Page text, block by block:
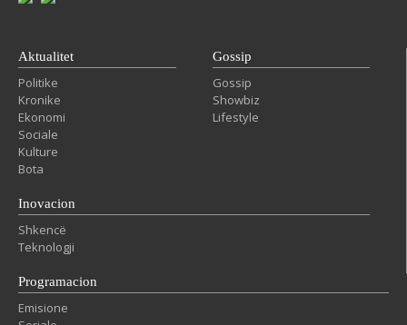
Aktualitet
Politike
Kronike
Ekonomi
Sociale
Kulture
Bota
Gossip
Gossip
Showbiz
Lifestyle
Inovacion
Shkencë
Teknologji
Programacion
Emisione